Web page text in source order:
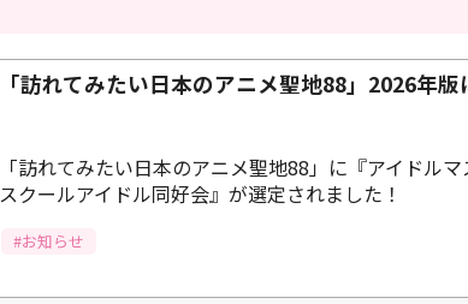
「訪れてみたい日本のアニメ聖地88」2026年
「訪れてみたい日本のアニメ聖地88」に『アイドル
スクールアイドル同好会』が選定されました！
#お知らせ